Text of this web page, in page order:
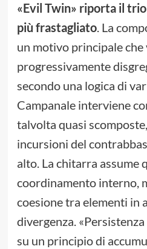
«Evil Twin» riporta il
più frastagliato. La
un motivo principale che
progressivamente
secondo una logica di
Campanale interviene
talvolta quasi
incursioni del
alto. La chitarra assume
coordinamento interno,
coesione tra elementi in
divergenza.
su un principio di